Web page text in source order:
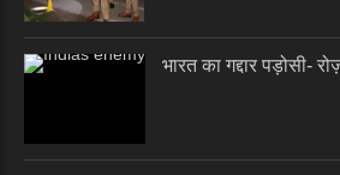
भारत का गद्दार पड़ोसी-